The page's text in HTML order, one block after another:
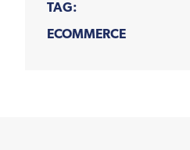
TAG:
ECOMMERCE